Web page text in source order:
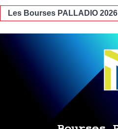
Les Bourses PALLADIO 2026